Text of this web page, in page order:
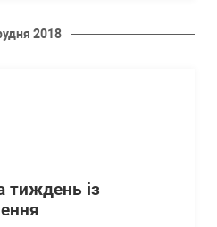
2018
тиждень із